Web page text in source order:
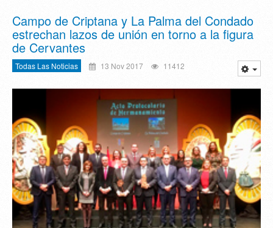
Campo de Criptana y La Palma del Condado
estrechan lazos de unión en torno a la figura
de Cervantes
Todas Las Noticias 13 Nov 2017 11412